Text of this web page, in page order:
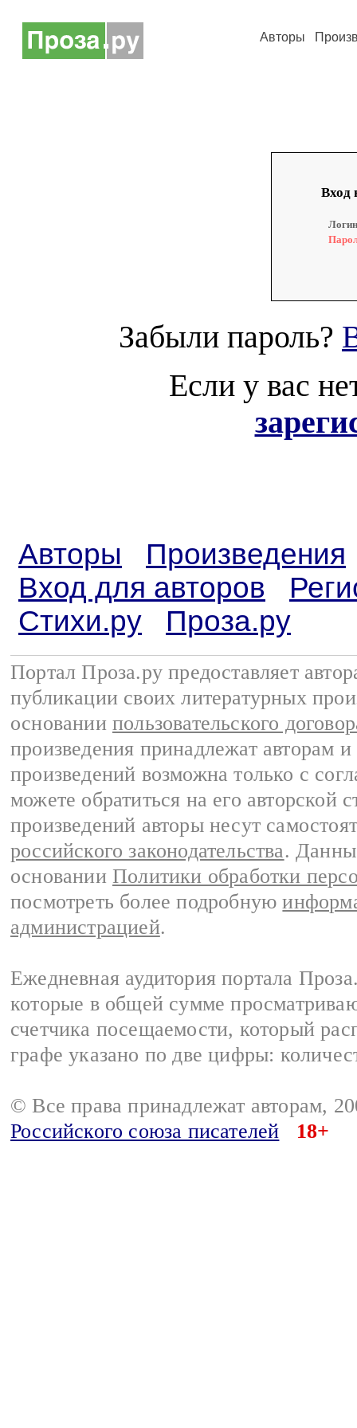
Авторы
Вход
Забыли пароль?
Если у вас
Авторы
Произведения
Вход для авторов
Стихи.ру
Проза.ру
Портал Проза.ру предоставляет
публикации своих литературных
основании пользовательского
произведения принадлежат авторам
произведений возможна только с
можете обратиться на его авторской
произведений авторы несут
российского законодательства.
основании Политики обработки
посмотреть более подробную
администрацией.
Ежедневная аудитория портала
которые в общей сумме
счетчика посещаемости, который
графе указано по две цифры:
© Все права принадлежат авторам,
Российского союза писателей
18+